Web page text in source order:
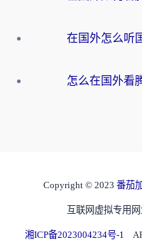
Copyright © 2023 番茄
互联网虚拟专用
湘ICP备2023004234号-1